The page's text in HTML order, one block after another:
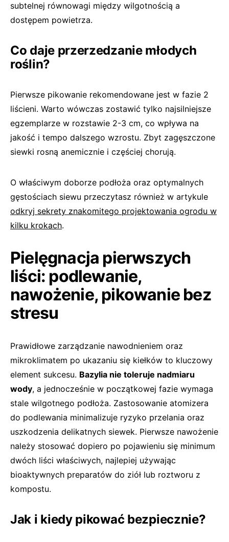
subtelnej równowagi między wilgotnością a
dostępem powietrza.
Co daje przerzedzanie młodych
roślin?
Pierwsze pikowanie rekomendowane jest w fazie 2
liścieni. Warto wówczas zostawić tylko najsilniejsze
egzemplarze w rozstawie 2-3 cm, co wpływa na
jakość i tempo dalszego wzrostu. Zbyt zagęszczone
siewki rosną anemicznie i częściej chorują.
O właściwym doborze podłoża oraz optymalnych
gęstościach siewu przeczytasz również w artykule
odkryj sekrety znakomitego projektowania ogrodu w
kilku krokach.
Pielęgnacja pierwszych
liści: podlewanie,
nawożenie, pikowanie bez
stresu
Prawidłowe zarządzanie nawodnieniem oraz
mikroklimatem po ukazaniu się kiełków to kluczowy
element sukcesu. Bazylia nie toleruje nadmiaru
wody, a jednocześnie w początkowej fazie wymaga
stale wilgotnego podłoża. Zastosowanie atomizera
do podlewania minimalizuje ryzyko przelania oraz
uszkodzenia delikatnych siewek. Pierwsze nawożenie
należy stosować dopiero po pojawieniu się minimum
dwóch liści właściwych, najlepiej używając
bioaktywnych preparatów do ziół lub roztworu z
kompostu.
Jak i kiedy pikować bezpiecznie?